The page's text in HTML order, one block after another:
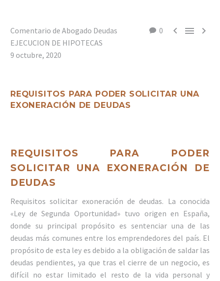
0   
Comentario de Abogado Deudas
EJECUCION DE HIPOTECAS
9 octubre, 2020
REQUISITOS PARA PODER SOLICITAR UNA
EXONERACIÓN DE DEUDAS
REQUISITOS PARA PODER
SOLICITAR UNA EXONERACIÓN DE
DEUDAS
Requisitos solicitar exoneración de deudas. La conocida
«Ley de Segunda Oportunidad» tuvo origen en España,
donde su principal propósito es sentenciar una de las
deudas más comunes entre los emprendedores del país. El
propósito de esta ley es debido a la obligación de saldar las
deudas pendientes, ya que tras el cierre de un negocio, es
difícil no estar limitado el resto de la vida personal y